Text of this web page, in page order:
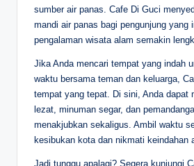
sumber air panas. Cafe Di Guci
mandi air panas bagi pengunjung yang
pengalaman wisata alam semakin
Jika Anda mencari tempat yang indah
waktu bersama teman dan keluarga,
tempat yang tepat. Di sini, Anda dapat
lezat, minuman segar, dan
menakjubkan sekaligus. Ambil waktu
kesibukan kota dan nikmati keindahan
Jadi tunggu apalagi? Segera kunjungi